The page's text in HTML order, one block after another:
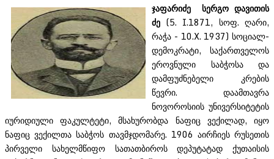
ჯაფარიძე
სერგო დავითის
ძე (5. I.1871, სოფ. ღარი,
რაჭა - 10.X. 1937) სოციალ-
დემოკრატი, საქართველოს
ეროვნული საბჭოსა და
დამფუძნებელი კრების
წევრი. დაამთავრა
ნოვოროსიის უნივერსიტეტის
იურიდიული ფაკულტეტი, მსახურობდა ნაფიც ვექილად, იყო
ნაფიც ვექილთა საბჭოს თავმჯდომარე. 1906 აირჩიეს რუსეთის
პირველი სახელმწიფო სათათბიროს დეპუტატად ქუთაისის